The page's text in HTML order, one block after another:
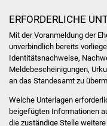
ERFORDERLICHE
Mit der Voranmeldung der
unverbindlich bereits
Identitätsnachweise,
Meldebescheinigungen,
an das Standesamt zu
Welche Unterlagen
beigefügten Informationen
die zuständige Stelle